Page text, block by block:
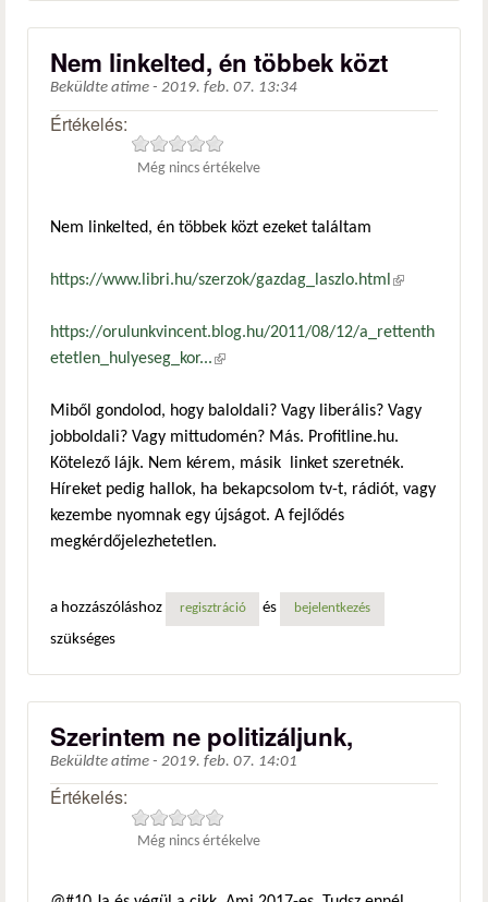
Nem linkelted, én többek közt
Beküldte atime - 2019. feb. 07. 13:34
Értékelés:
Még nincs értékelve
Nem linkelted, én többek közt ezeket találtam
https://www.libri.hu/szerzok/gazdag_laszlo.html (külső
https://orulunkvincent.blog.hu/2011/08/12/a_rettenth
etetlen_hulyeseg_kor...(külső hivatkozás)
Miből gondolod, hogy baloldali? Vagy liberális? Vagy
jobboldali? Vagy mittudomén? Más. Profitline.hu.
Kötelező lájk. Nem kérem, másik linket szeretnék.
Híreket pedig hallok, ha bekapcsolom tv-t, rádiót, vagy
kezembe nyomnak egy újságot. A fejlődés
megkérdőjelezhetetlen.
a hozzászóláshoz regisztráció és bejelentkezés
szükséges
Szerintem ne politizáljunk,
Beküldte atime - 2019. feb. 07. 14:01
Értékelés:
Még nincs értékelve